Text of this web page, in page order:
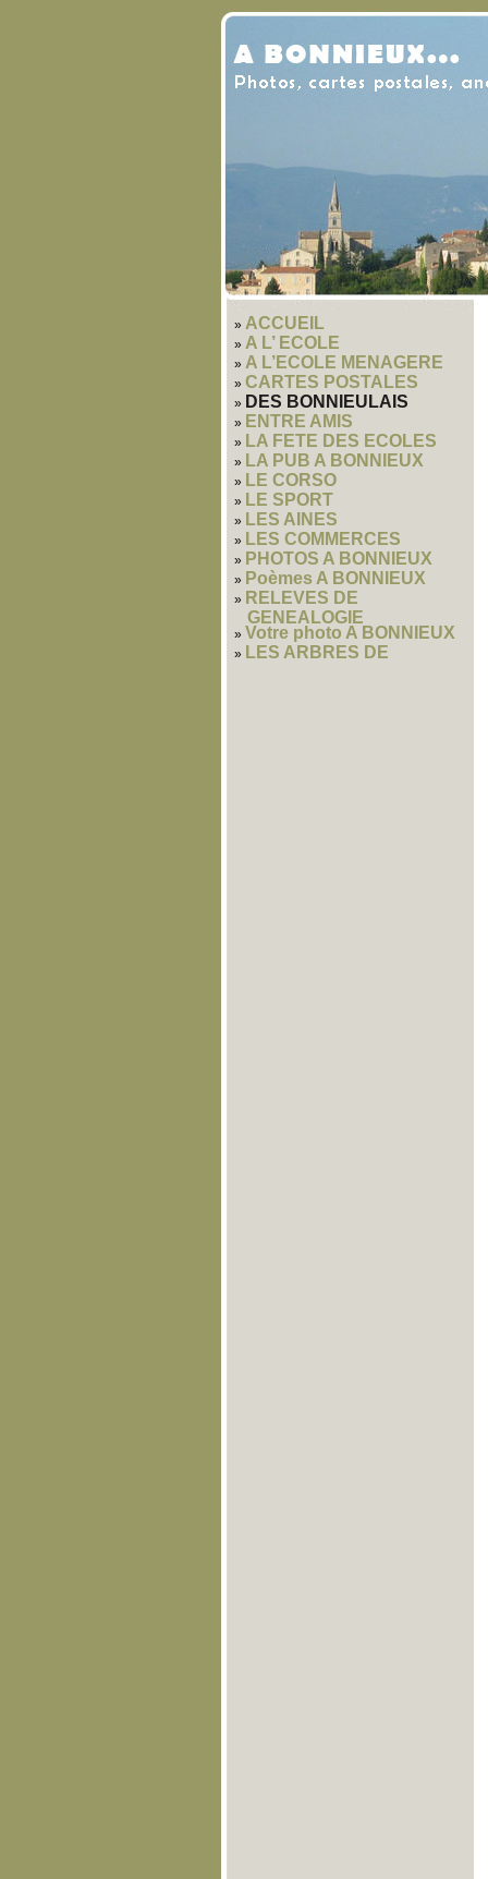
ACCUEIL
A L’ ECOLE
A L’ECOLE MENAGERE
CARTES POSTALES
DES BONNIEULAIS
ENTRE AMIS
LA FETE DES ECOLES
LA PUB A BONNIEUX
LE CORSO
LE SPORT
LES AINES
LES COMMERCES
PHOTOS A BONNIEUX
Poèmes A BONNIEUX
RELEVES DE
GENEALOGIE
Votre photo A BONNIEUX
LES ARBRES DE